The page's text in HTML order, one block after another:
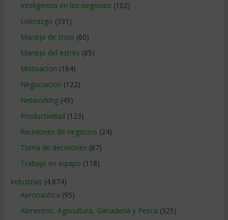
Inteligencia en los negocios (102)
Liderazgo (331)
Manejo de crisis (60)
Manejo del estrés (85)
Motivacion (164)
Negociacion (122)
Networking(49)
Productividad (123)
Reuniones de negocios (24)
Toma de decisiones (87)
Trabajo en equipo (118)
Industrias (4.874)
Aeronautica (95)
Alimentos, Agricultura, Ganaderia y Pesca (325)